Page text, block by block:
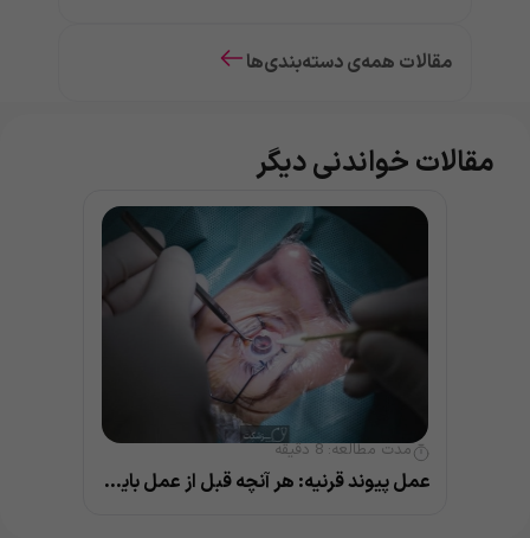
مقالات همه‌ی دسته‌بندی‌ها
مقالات خواندنی دیگر
مدت مطالعه:8 دقیقه
عمل پیوند قرنیه: هر آنچه قبل از عمل باید بدانید